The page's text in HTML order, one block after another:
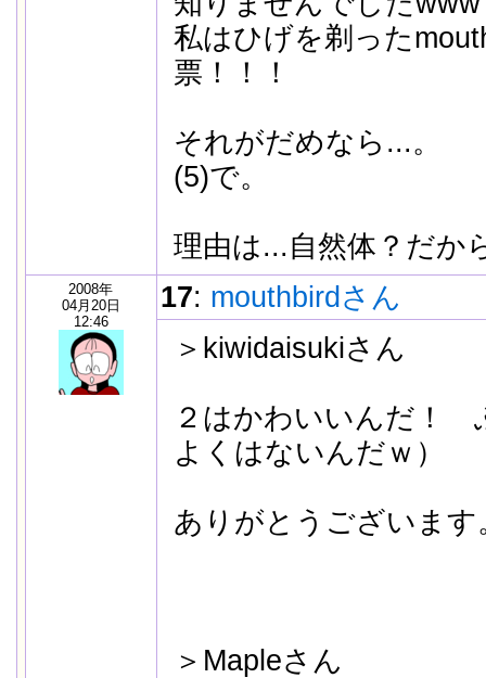
私はひげを剃った
票！！！
それがだめなら...。
(5)で。
理由は...自然体？だか
2008年
04月20日
12:46
17: mouthbirdさん
＞kiwidaisukiさん
２はかわいいんだ！
よくはないんだｗ）
ありがとうございます
＞Mapleさん